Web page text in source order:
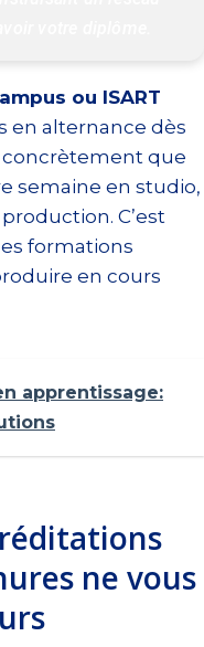
ou ISART
en alternance dès
concrètement que
semaine en studio,
C’est
formations
en cours
apprentissage:
ne vous